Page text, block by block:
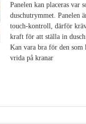
Panelen kan placeras var
duschutrymmet. Panelen
touch-kontroll, därför
kraft för att ställa in
Kan vara bra för den som
vrida på kranar